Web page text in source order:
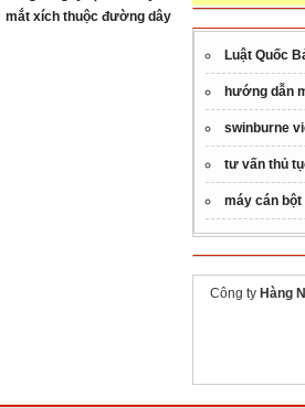
mắt xích thuộc đường dây
Luật Quốc
hướng dẫn
swinburne
tư vấn thủ
máy cán bột
Công ty Hàng